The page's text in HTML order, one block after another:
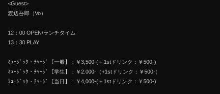
<Guest>
渡辺吾郎（Vo）
12：00 OPEN/ランチタイム
13：30 PLAY
ﾐｭｰｼﾞｯｸ・ﾁｬｰｼﾞ【一般】：￥3,500-(＋1stドリンク：￥500-)
ﾐｭｰｼﾞｯｸ・ﾁｬｰｼﾞ【学生】：￥2.000-（+1stドリンク：￥500-）
ﾐｭｰｼﾞｯｸ・ﾁｬｰｼﾞ【当日】：￥4,000-(＋1stドリンク：￥500-)